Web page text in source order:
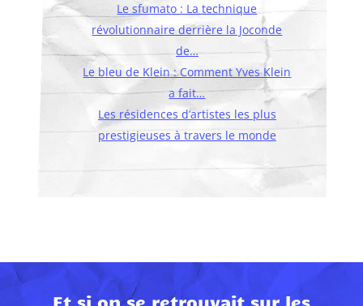
Le sfumato : La technique
révolutionnaire derrière la Joconde
de…
Le bleu de Klein : Comment Yves Klein
a fait…
Les résidences d’artistes les plus
prestigieuses à travers le monde
Et si on se retrouvait sur les